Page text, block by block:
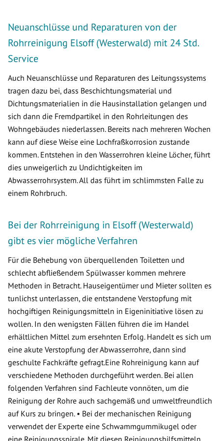
Neuanschlüsse und Reparaturen von der
Rohrreinigung Elsoff (Westerwald) mit 24 Std.
Service
Auch Neuanschlüsse und Reparaturen des Leitungssystems
tragen dazu bei, dass Beschichtungsmaterial und
Dichtungsmaterialien in die Hausinstallation gelangen und
sich dann die Fremdpartikel in den Rohrleitungen des
Wohngebäudes niederlassen. Bereits nach mehreren Wochen
kann auf diese Weise eine Lochfraßkorrosion zustande
kommen. Entstehen in den Wasserrohren kleine Löcher, führt
dies unweigerlich zu Undichtigkeiten im
Abwasserrohrsystem. All das führt im schlimmsten Falle zu
einem Rohrbruch.
Bei der Rohrreinigung in Elsoff (Westerwald)
gibt es vier mögliche Verfahren
Für die Behebung von überquellenden Toiletten und
schlecht abfließendem Spülwasser kommen mehrere
Methoden in Betracht. Hauseigentümer und Mieter sollten es
tunlichst unterlassen, die entstandene Verstopfung mit
hochgiftigen Reinigungsmitteln in Eigeninitiative lösen zu
wollen. In den wenigsten Fällen führen die im Handel
erhältlichen Mittel zum ersehnten Erfolg. Handelt es sich um
eine akute Verstopfung der Abwasserrohre, dann sind
geschulte Fachkräfte gefragt.Eine Rohreinigung kann auf
verschiedene Methoden durchgeführt werden. Bei allen
folgenden Verfahren sind Fachleute vonnöten, um die
Reinigung der Rohre auch sachgemäß und umweltfreundlich
auf Kurs zu bringen. • Bei der mechanischen Reinigung
verwendet der Experte eine Schwammgummikugel oder